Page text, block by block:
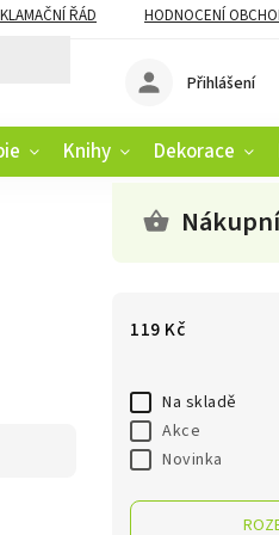
ŘÁD HODNOCENÍ
Přihlášení
Knihy Dekorace
119 Kč
Na skladě
Akce
Novinka